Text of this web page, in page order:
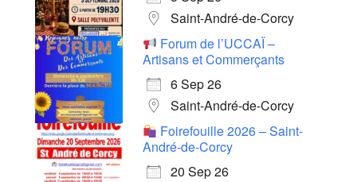
Saint-André-de-Corcy
Forum de l’UCCAÏ –
Artisans et Commerçants
6 Sep 26
Saint-André-de-Corcy
Foirefouille 2026 – Saint-
André-de-Corcy
20 Sep 26